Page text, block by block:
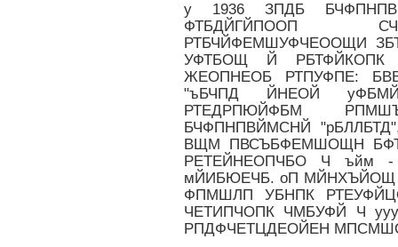
у 1936 ЗПДБ
ФТБДЙГЙПООП
РТБЧЙФЕМШУФЧЕООЩИ
УФТБОЩ Й РБТФЙКОПК
ЖЕОПНЕОБ РТПУФПЕ:
"ъБЧПД ЙНЕОЙ
РТЕДРПЮЙФБМ
БЧФПНПВЙМСНЙ
ВЩМ ПВСЪБФЕМШОЩН
РЕТЕЙНЕОПЧБО Ч ъйм
мЙИБЮЕЧБ. оП
ФПМШЛП УБНПК
ЧЕТИПЧОПК ЧМБУФЙ Ч
РПДФЧЕТЦДЕОЙЕН